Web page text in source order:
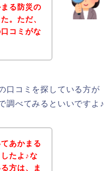
る防災の
。ただ、
コミがな
口コミを探している方が
調べてみるといいですよ♪
あかまる
たよ♪な
方は、ま